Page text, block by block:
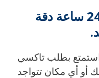
رقم تاكسي الظهر 24 ساعة دقة
بطلب تاكسي
أو أي مكان تتواجد